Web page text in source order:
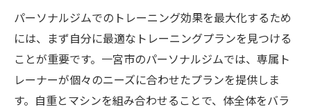
パーソナルジムでのトレーニング効果を最大化するため
には、まず自分に最適なトレーニングプランを見つける
ことが重要です。一宮市のパーソナルジムでは、専属ト
レーナーが個々のニーズに合わせたプランを提供しま
す。自重とマシンを組み合わせることで、体全体をバラ